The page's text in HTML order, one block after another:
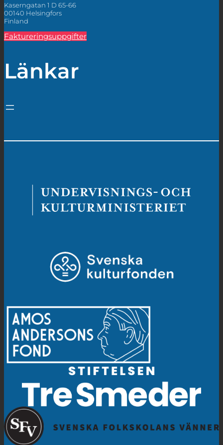
Kaserngatan 1 D 65-66
00140 Helsingfors
Finland
Faktureringsuppgifter
Länkar